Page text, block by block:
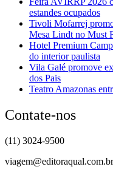
estandes ocupados
Tivoli Mofarrej
Mesa Lindt no Must
Hotel Premium
do interior paulista
Vila Galé promove
dos Pais
Teatro Amazonas
Contate-nos
(11) 3024-9500
viagem@editoraqual.com.br